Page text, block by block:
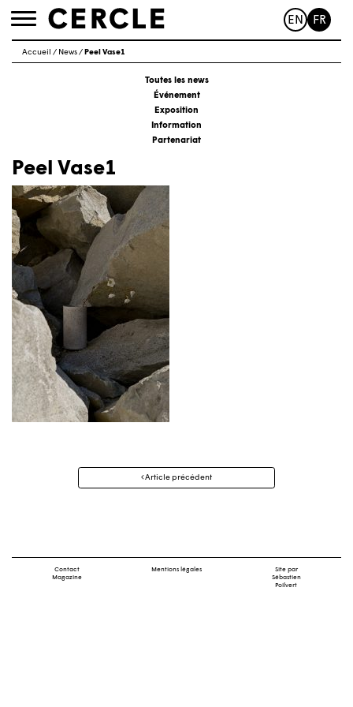
Toggle
EN FR
Accueil / News/ Peel Vase1
Toutes les news
Événement
Exposition
Information
Partenariat
Peel Vase1
Navigation
Article précédent
Contact
Magazine
Mentions légales
Site par
Sébastien
Poilvert